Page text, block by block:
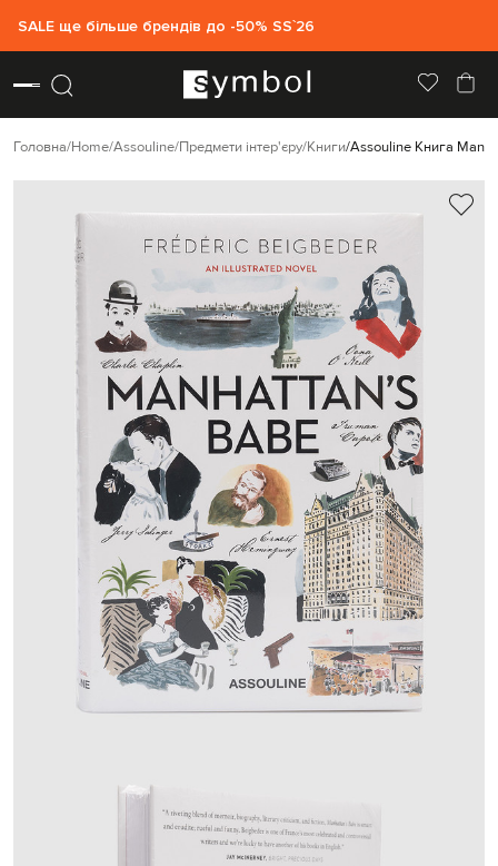
SALE ще більше брендів до -50% SS`26
Головна Home Assouline Предмети інтер'єру Книги Assouline Книга